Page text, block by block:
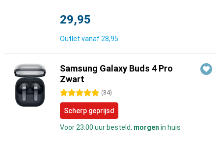
29,95
Outlet vanaf 28,95
Samsung Galaxy Buds 4 Pro
Zwart
5 sterren (84)
Scherp geprijsd
Voor 23:00 uur besteld, morgen in huis